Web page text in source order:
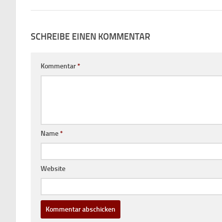
SCHREIBE EINEN KOMMENTAR
Kommentar*
Name*
Website